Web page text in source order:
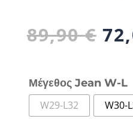
89,90€
Μέγεθος Jean W-L
W29-L32
W30-